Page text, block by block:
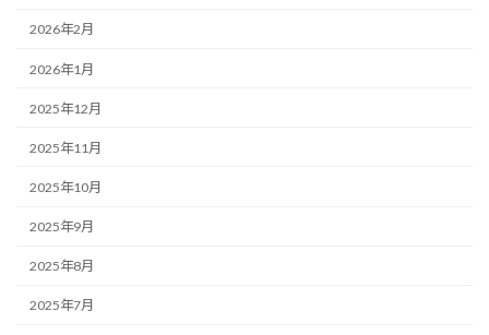
2026年2月
2026年1月
2025年12月
2025年11月
2025年10月
2025年9月
2025年8月
2025年7月